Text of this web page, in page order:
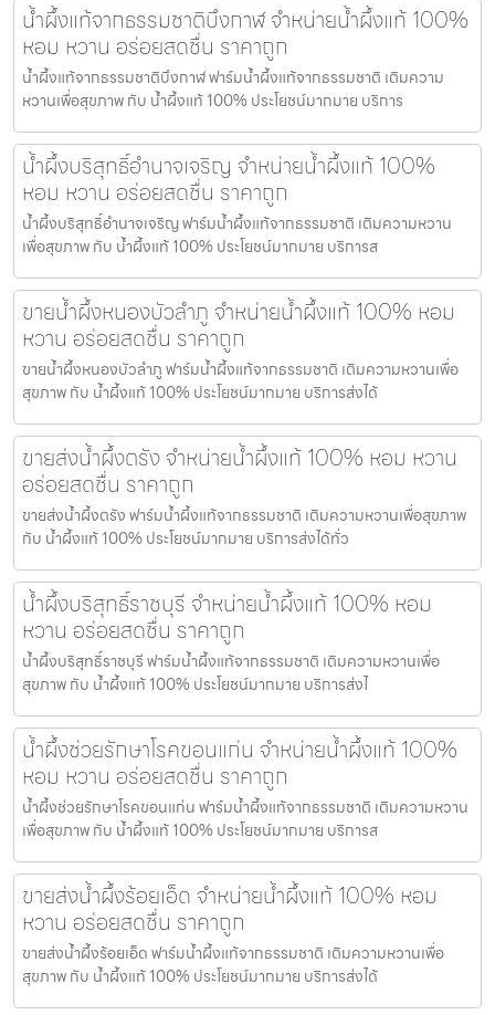
น้ำผึ้งแท้จากธรรมชาติบึงกาฬ จำหน่ายน้ำผึ้งแท้ 100%
หอม หวาน อร่อยสดชื่น ราคาถูก
น้ำผึ้งแท้จากธรรมชาติบึงกาฬ ฟาร์มน้ำผึ้งแท้จากธรรมชาติ เติมความ
หวานเพื่อสุขภาพ กับ น้ำผึ้งแท้ 100% ประโยชน์มากมาย บริการ
น้ำผึ้งบริสุทธิ์อำนาจเจริญ จำหน่ายน้ำผึ้งแท้ 100%
หอม หวาน อร่อยสดชื่น ราคาถูก
น้ำผึ้งบริสุทธิ์อำนาจเจริญ ฟาร์มน้ำผึ้งแท้จากธรรมชาติ เติมความหวาน
เพื่อสุขภาพ กับ น้ำผึ้งแท้ 100% ประโยชน์มากมาย บริการส
ขายน้ำผึ้งหนองบัวลำภู จำหน่ายน้ำผึ้งแท้ 100% หอม
หวาน อร่อยสดชื่น ราคาถูก
ขายน้ำผึ้งหนองบัวลำภู ฟาร์มน้ำผึ้งแท้จากธรรมชาติ เติมความหวานเพื่อ
สุขภาพ กับ น้ำผึ้งแท้ 100% ประโยชน์มากมาย บริการส่งได้
ขายส่งน้ำผึ้งตรัง จำหน่ายน้ำผึ้งแท้ 100% หอม หวาน
อร่อยสดชื่น ราคาถูก
ขายส่งน้ำผึ้งตรัง ฟาร์มน้ำผึ้งแท้จากธรรมชาติ เติมความหวานเพื่อสุขภาพ
กับ น้ำผึ้งแท้ 100% ประโยชน์มากมาย บริการส่งได้ทั่ว
น้ำผึ้งบริสุทธิ์ราชบุรี จำหน่ายน้ำผึ้งแท้ 100% หอม
หวาน อร่อยสดชื่น ราคาถูก
น้ำผึ้งบริสุทธิ์ราชบุรี ฟาร์มน้ำผึ้งแท้จากธรรมชาติ เติมความหวานเพื่อ
สุขภาพ กับ น้ำผึ้งแท้ 100% ประโยชน์มากมาย บริการส่งไ
น้ำผึ้งช่วยรักษาโรคขอนแก่น จำหน่ายน้ำผึ้งแท้ 100%
หอม หวาน อร่อยสดชื่น ราคาถูก
น้ำผึ้งช่วยรักษาโรคขอนแก่น ฟาร์มน้ำผึ้งแท้จากธรรมชาติ เติมความหวาน
เพื่อสุขภาพ กับ น้ำผึ้งแท้ 100% ประโยชน์มากมาย บริการส
ขายส่งน้ำผึ้งร้อยเอ็ด จำหน่ายน้ำผึ้งแท้ 100% หอม
หวาน อร่อยสดชื่น ราคาถูก
ขายส่งน้ำผึ้งร้อยเอ็ด ฟาร์มน้ำผึ้งแท้จากธรรมชาติ เติมความหวานเพื่อ
สุขภาพ กับ น้ำผึ้งแท้ 100% ประโยชน์มากมาย บริการส่งได้